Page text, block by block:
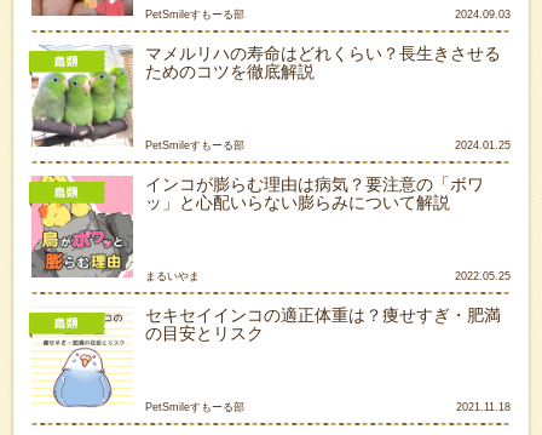
PetSmileすもーる部 2024.09.03
マメルリハの寿命はどれくらい？長生きさせる
ためのコツを徹底解説
PetSmileすもーる部 2024.01.25
インコが膨らむ理由は病気？要注意の「ボワ
ッ」と心配いらない膨らみについて解説
まるいやま 2022.05.25
セキセイインコの適正体重は？痩せすぎ・肥満
の目安とリスク
PetSmileすもーる部 2021.11.18